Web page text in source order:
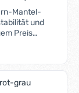
Mantel-
und
Preis
als Trimm-,